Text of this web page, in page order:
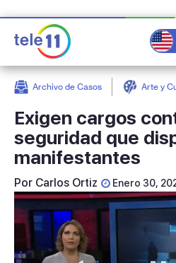
Archivo de Casos Arte y
Exigen cargos
seguridad que
manifestantes
Por Carlos Ortiz Enero 30,
post